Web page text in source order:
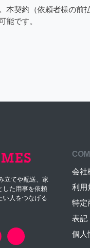
本契約（依頼者様の前
能です。
立てや配送、家
した用事を依頼
い人をつなげる
会社
利用
特定
表記
個人